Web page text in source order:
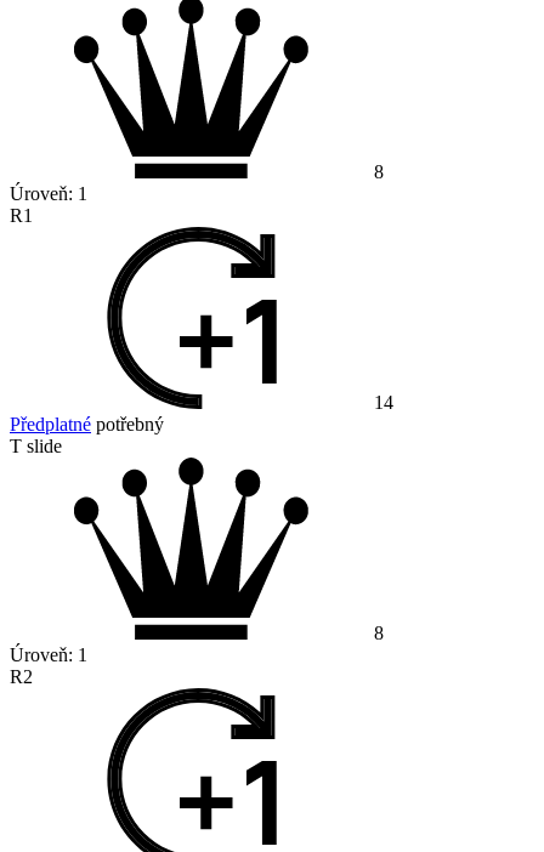
8
Úroveň: 1
R1
14
Předplatné potřebný
T slide
8
Úroveň: 1
R2